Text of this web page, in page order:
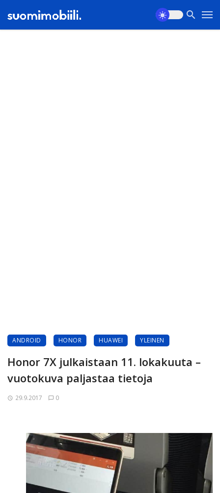
ANDROID HONOR HUAWEI YLEINEN
Honor 7X julkaistaan 11. lokakuuta –
vuotokuva paljastaa tietoja
29.9.2017 0